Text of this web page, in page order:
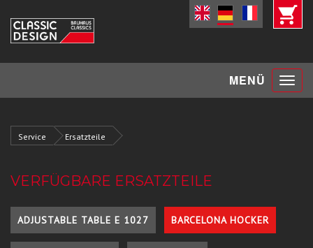
MENÜ Toggle
Service Ersatzteile
VERFÜGBARE ERSATZTEILE
ADJUSTABLE TABLE E 1027 BARCELONA HOCKER